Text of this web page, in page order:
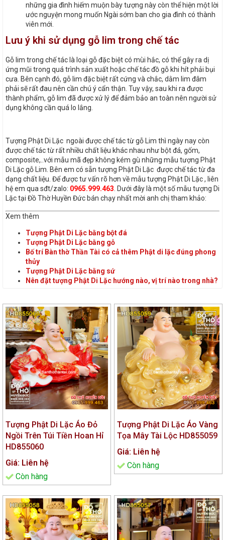
những gia đình hiếm muộn bày tượng này còn thể hiện một lời
ước nguyện mong muốn Ngài sớm ban cho gia đình có thành
viên mới.
Lưu ý khi sử dụng gỗ lim trong chế tác
Gỗ lim trong chế tác là loại gỗ đặc biệt có mùi hắc, có thể gây ra dị
ứng mũi trong quá trình sản xuất hoặc chế tác đồ gỗ khi hít phải bụi
cưa. Bên cạnh đó, gỗ lim đặc biệt rất cứng và chắc, dằm lim đâm
phải sẽ rất đau nên cần chú ý cẩn thận. Tuy vậy, sau khi ra được
thành phẩm, gỗ lim đã được xử lý để đảm bảo an toàn nên người sử
dụng không cần quá lo lắng.
Tượng Phật Di Lặc ngoài được chế tác từ gỗ Lim thì ngày nay còn
được chế tác từ rất nhiều chất liệu khác nhau như bột đá, gốm,
composite,..với mẫu mã đẹp không kém gù những mẫu tượng Phật
Di Lặc gỗ Lim. Bên em có sẵn tượng Phật Di Lặc được chế tác từ đa
dạng chất liệu. Để được tư vấn rõ hơn về mẫu tượng Phật Di Lặc , liên
hệ em qua sđt/zalo: 0965.999.463. Dưới đây là một số mẫu tượng Di
Lặc tại Đồ Thờ Huyền Đức bán chạy nhất mời anh chị tham khảo:
Xem thêm
Tượng Phật Di Lặc bằng bột đá
Tượng Phật Di Lặc bằng gỗ
Bố trí Bàn thờ Thần Tài có cả thêm Phật di lặc đúng phong
thủy
Tượng Phật Di Lặc bằng sứ
Nên đặt tượng Phật Di Lặc hướng nào, vị trí nào trong nhà?
Tượng Phật Di Lặc Áo Đỏ
Ngồi Trên Túi Tiền Hoan Hỉ
HD855060
Giá: Liên hệ
Còn hàng
Tượng Phật Di Lặc Áo Vàng
Tọa Mây Tài Lộc HD855059
Giá: Liên hệ
Còn hàng